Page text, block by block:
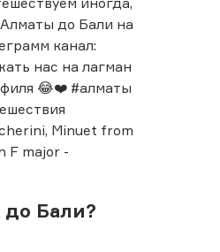
Алматы до Бали на
канал:
нас на лагман
😂❤️ #алматы
Minuet from
F major -
до Бали?